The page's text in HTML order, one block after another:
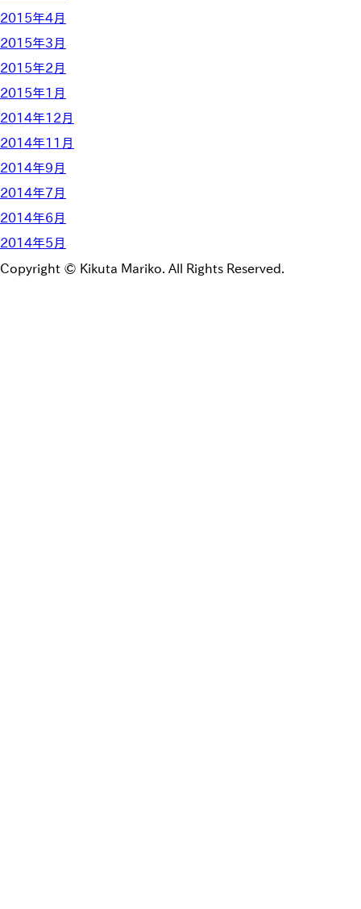
2015年4月
2015年3月
2015年2月
2015年1月
2014年12月
2014年11月
2014年9月
2014年7月
2014年6月
2014年5月
Copyright © Kikuta Mariko. All Rights Reserved.